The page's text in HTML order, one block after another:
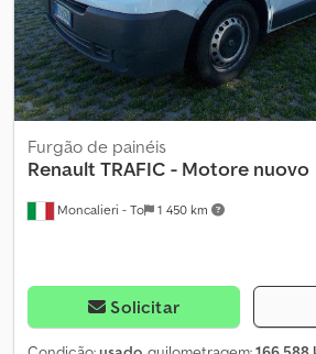
Moncalieri - To 1 450 km
Furgão de painéis
Renault TRAFIC - Motore nuovo
Solicitar